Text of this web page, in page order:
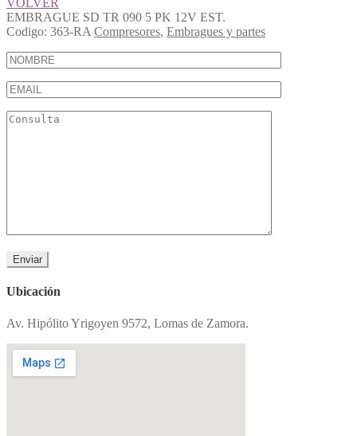
VOLVER
EMBRAGUE SD TR 090 5 PK 12V EST.
Codigo: 363-RA Compresores, Embragues y partes
Ubicación
Av. Hipólito Yrigoyen 9572, Lomas de Zamora.